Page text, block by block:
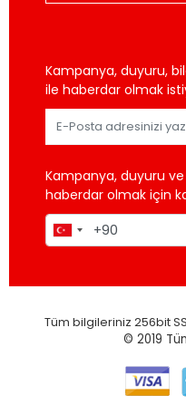
Kampanya, duyuru,
ile haberdar olmak
Kampanya, duyuru
haberdar olmak için
Tüm bilgileriniz 256bit
© 2019